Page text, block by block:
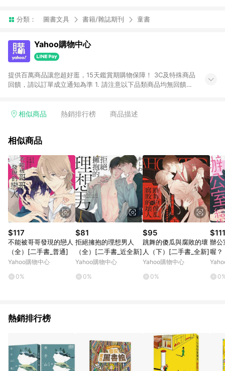
分類： 圖書文具 書籍/雜誌期刊 童書
Yahoo購物中心
提供百萬商品讓您超好逛，15天鑑賞期購物保障！ 3C及特殊商品
回饋，請以訂單成立通知為準 1. 請注意以下品類商品均無回饋：
電玩/遊戲/相機/單眼/鏡頭/拍立得 [2024/6/1起適用] -內接硬
的購回饋活動享Yahoo超贈點回饋者 - 購物中心商店之商品：商
3. 訂單回饋金額將扣除運費/購物金/超贈點/福利金/紅利折抵/折
價券等虛擬貨幣折抵 4. 大宗採購或批發轉賣不具回饋資格： 如
有相關事證認定您為大宗採購、批發轉賣而非最終消費使用者，
相關認定以Yahoo購物中心之認定為準
相似商品 熱銷排行榜 商品描述
相似商品
$117
不能被哥哥發現的戀人
（全）[二手書_普通]
Yahoo購物中心
0%
$81
拒絕擁抱的理想男人
（全）[二手書_近全新]
Yahoo購物中心
0%
$95
跳舞的傻瓜與腐敗的壞
人（下）[二手書_全新]
Yahoo購物中心
0%
$111
辦公
喔？
全新]
熱銷排行榜